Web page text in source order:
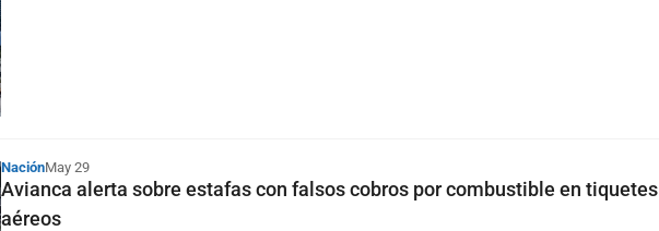
NaciónMay 29
Avianca alerta sobre estafas con falsos cobros por combustible en tiquetes
aéreos